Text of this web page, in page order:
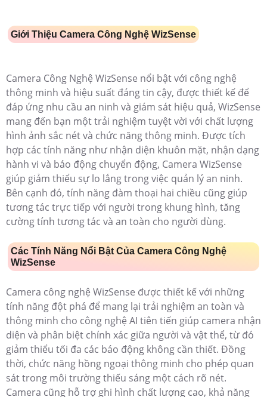
Giới Thiệu Camera Công Nghệ WizSense
Camera Công Nghệ WizSense nổi bật với công nghệ
thông minh và hiệu suất đáng tin cậy, được thiết kế để
đáp ứng nhu cầu an ninh và giám sát hiệu quả, WizSense
mang đến bạn một trải nghiệm tuyệt vời với chất lượng
hình ảnh sắc nét và chức năng thông minh. Được tích
hợp các tính năng như nhận diện khuôn mặt, nhận dạng
hành vi và báo động chuyển động, Camera WizSense
giúp giảm thiểu sự lo lắng trong việc quản lý an ninh.
Bên cạnh đó, tính năng đàm thoại hai chiều cũng giúp
tương tác trực tiếp với người trong khung hình, tăng
cường tính tương tác và an toàn cho người dùng.
Các Tính Năng Nổi Bật Của Camera Công Nghệ
WizSense
Camera công nghệ WizSense được thiết kế với những
tính năng đột phá để mang lại trải nghiệm an toàn và
thông minh cho công nghệ AI tiên tiến giúp camera nhận
diện và phân biệt chính xác giữa người và vật thể, từ đó
giảm thiểu tối đa các báo động không cần thiết. Đồng
thời, chức năng hồng ngoại thông minh cho phép quan
sát trong môi trường thiếu sáng một cách rõ nét.
Camera cũng hỗ trợ ghi hình chất lượng cao, khả năng